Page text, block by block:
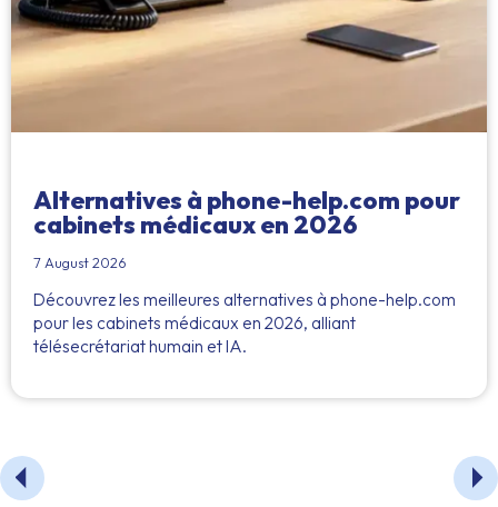
Alternatives à phone-help.com pour
cabinets médicaux en 2026
7 August 2026
Découvrez les meilleures alternatives à phone-help.com
pour les cabinets médicaux en 2026, alliant
télésecrétariat humain et IA.